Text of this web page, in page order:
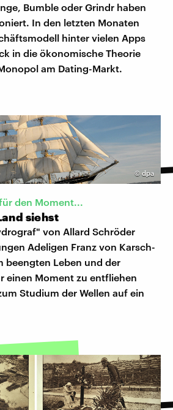
Bumble oder Grindr haben
In den letzten Monaten
hinter vielen Apps
in die ökonomische Theorie
am Dating-Markt.
© dpa
den Moment...
siehst
von Allard Schröder
Adeligen Franz von Karsch-
beengten Leben und der
einen Moment zu entfliehen
Studium der Wellen auf ein